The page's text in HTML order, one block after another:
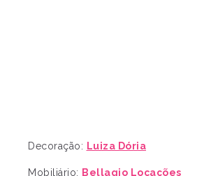
Decoração: Luiza Dória
Mobiliário: Bellagio Locações